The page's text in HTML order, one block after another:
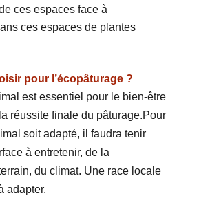
ces espaces face à
ces espaces de plantes
pour l’écopâturage ?
est essentiel pour le bien-être
réussite finale du pâturage.Pour
soit adapté, il faudra tenir
à entretenir, de la
du climat. Une race locale
adapter.